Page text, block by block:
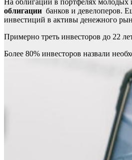
На облигации в портфелях молодых
облигации банков и девелоперов.
инвестиций в активы денежного
Примерно треть инвесторов до 22
Более 80% инвесторов назвали